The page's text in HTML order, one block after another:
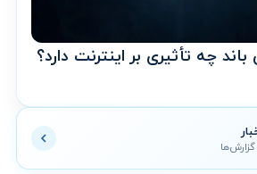
چه تأثیری بر اینترنت دارد؟